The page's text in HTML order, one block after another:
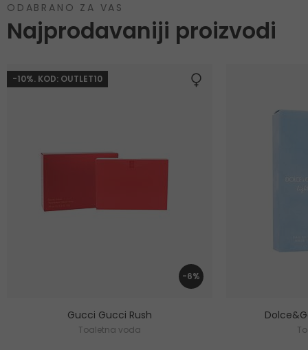
ODABRANO ZA VAS
Najprodavaniji proizvodi
-10%. KOD: OUTLET10
-6%
Gucci Gucci Rush
Toaletna voda